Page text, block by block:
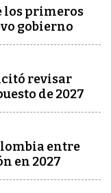
los primeros
gobierno
revisar
de 2027
entre
en 2027